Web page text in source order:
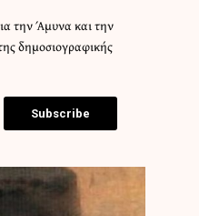
την Άμυνα και την
δημοσιογραφικής
Subscribe